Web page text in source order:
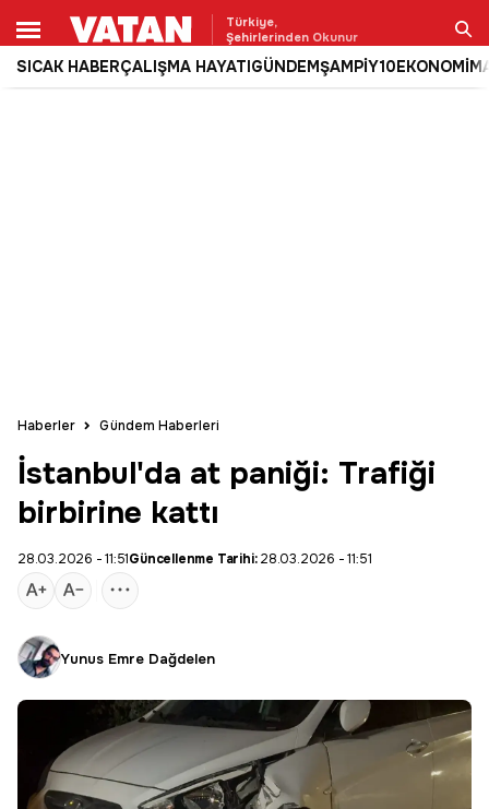
Türkiye,
Şehirlerinden Okunur
SICAK HABERÇALIŞMA HAYATIGÜNDEMŞAMPİY10EKONOMİ
Ara
Haberler Gündem Haberleri
İstanbul'da at paniği: Trafiği
birbirine kattı
28.03.2026 - 11:51Güncellenme Tarihi:28.03.2026 - 11:51
Yunus Emre Dağdelen